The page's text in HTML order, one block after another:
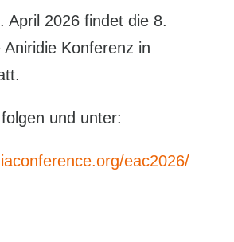
April 2026 findet die 8.
Aniridie Konferenz in
und unter:
eac2026/